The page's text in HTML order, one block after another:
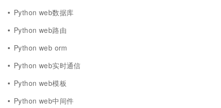
Python web数据库
Python web路由
Python web orm
Python web实时通信
Python web模板
Python web中间件